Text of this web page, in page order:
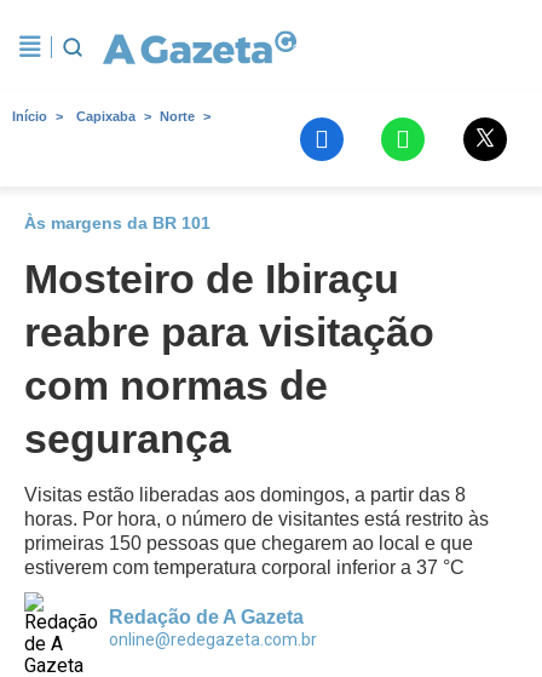
Início Capixaba Norte
Às margens da BR 101
Mosteiro de Ibiraçu
reabre para visitação
com normas de
segurança
Visitas estão liberadas aos domingos, a partir das 8
horas. Por hora, o número de visitantes está restrito às
primeiras 150 pessoas que chegarem ao local e que
estiverem com temperatura corporal inferior a 37 °C
Redação de A Gazeta
online@redegazeta.com.br